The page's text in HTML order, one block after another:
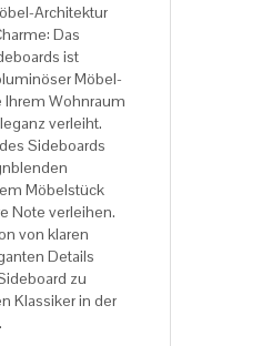
Architektur
Das
ist
Möbel-
Ihrem Wohnraum
verleiht.
Sideboards
Möbelstück
Note verleihen.
von klaren
Details
zu
Klassiker in der